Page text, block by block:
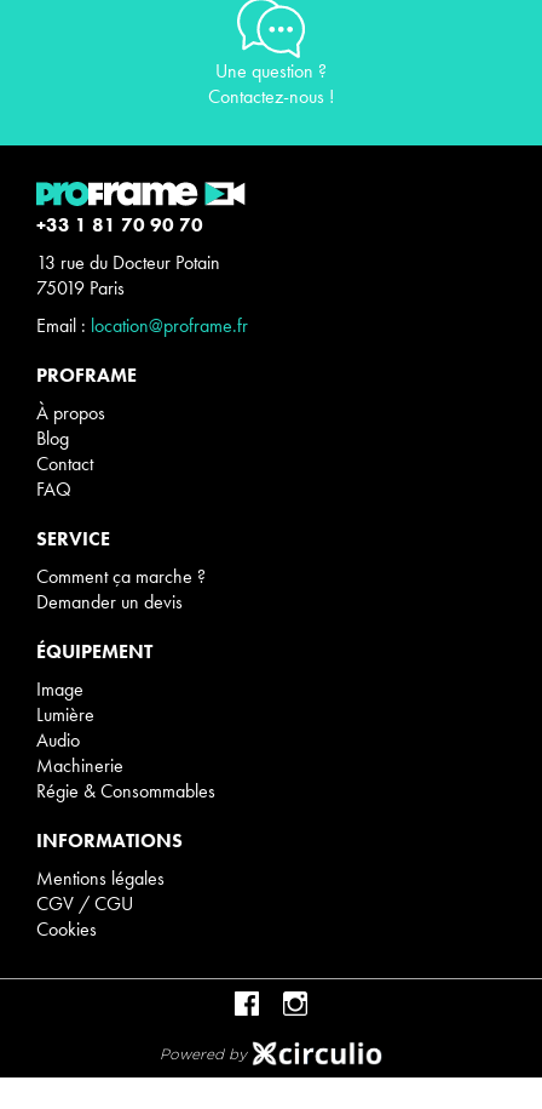
Une question ?
Contactez-nous !
+33 1 81 70 90 70
13 rue du Docteur Potain
75019 Paris
Email : location@proframe.fr
PROFRAME
À propos
Blog
Contact
FAQ
SERVICE
Comment ça marche ?
Demander un devis
ÉQUIPEMENT
Image
Lumière
Audio
Machinerie
Régie & Consommables
INFORMATIONS
Mentions légales
CGV / CGU
Cookies
Powered by